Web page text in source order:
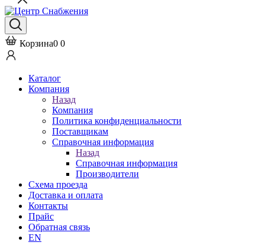
Корзина0 0
Каталог
Компания
Назад
Компания
Политика конфиденциальности
Поставщикам
Справочная информация
Назад
Справочная информация
Производители
Схема проезда
Доставка и оплата
Контакты
Прайс
Обратная связь
EN